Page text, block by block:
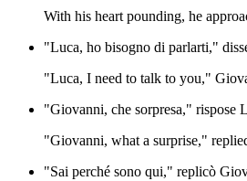
With his heart pounding, he
"Luca, ho bisogno di parlarti,"
"Luca, I need to talk to you,"
"Giovanni, che sorpresa," rispose
"Giovanni, what a surprise,"
"Sai perché sono qui," replicò